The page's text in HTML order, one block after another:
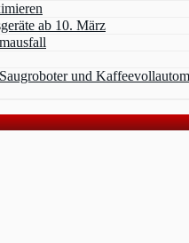
ab 10. März
und